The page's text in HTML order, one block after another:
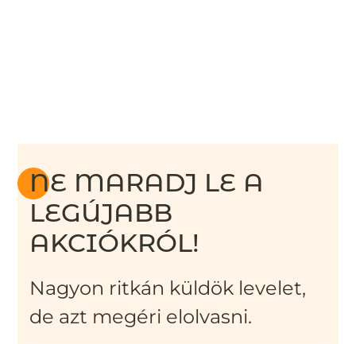
NE MARADJ LE A
LEGÚJABB
AKCIÓKRÓL!
Nagyon ritkán küldök levelet,
de azt megéri elolvasni.